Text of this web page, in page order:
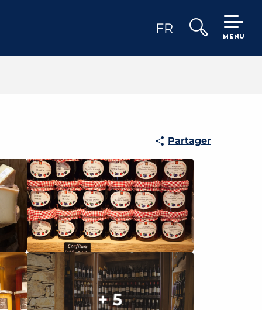
FR
MENU
Partager
+ 5